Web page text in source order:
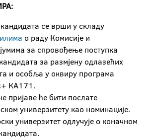
се врши у складу
о раду Комисије и
за спровођење поступка
за размјену одлазећих
и особља у оквиру програма
КА171.
пријаве ће бити послате
универзитету као номинације.
универзитет одлучује о коначном